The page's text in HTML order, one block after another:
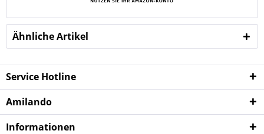
Ähnliche Artikel
Service Hotline
Amilando
Informationen